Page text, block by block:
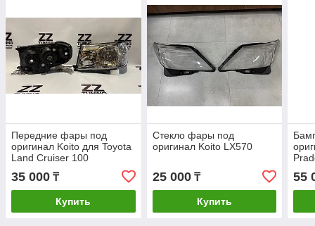
Передние фары под
оригинал Koito для Toyota
Land Cruiser 100
35 000 ₸
Купить
Стекло фары под
оригинал Koito LX570
25 000₸
Купить
55